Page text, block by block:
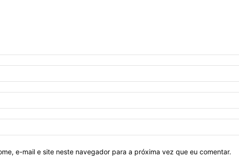
e-mail e site neste navegador para a próxima vez que eu comentar.